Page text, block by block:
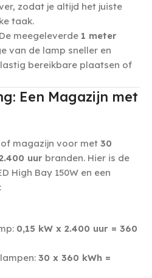
zodat je altijd het juiste
taak.
meegeleverde 1 meter
van de lamp sneller en
bereikbare plaatsen of
Een Magazijn met
magazijn voor met 30
uur branden. Hier is de
High Bay 150W en een
0,15 kW x 2.400 uur = 360
30 x 360 kWh =